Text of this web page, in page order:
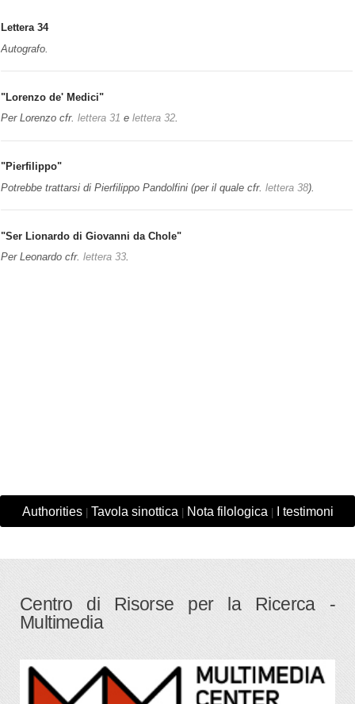
Lettera 34
Autografo.
"Lorenzo de' Medici"
Per Lorenzo cfr. lettera 31 e lettera 32.
"Pierfilippo"
Potrebbe trattarsi di Pierfilippo Pandolfini (per il quale cfr. lettera 38).
"Ser Lionardo di Giovanni da Chole"
Per Leonardo cfr. lettera 33.
Authorities| Tavola sinottica | Nota filologica | I testimoni
Centro di Risorse per la Ricerca -
Multimedia